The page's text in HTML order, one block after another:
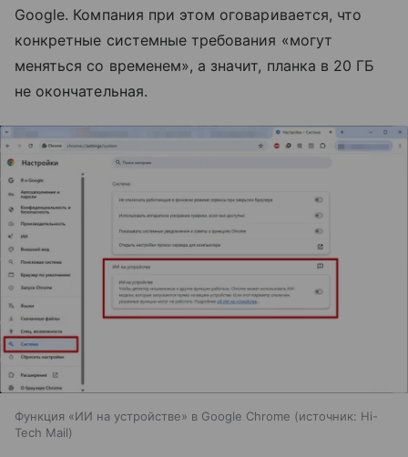
Google. Компания при этом оговаривается, что
конкретные системные требования «могут
меняться со временем», а значит, планка в 20 ГБ
не окончательная.
Функция «ИИ на устройстве» в Google Chrome источник: Hi-
Tech Mail